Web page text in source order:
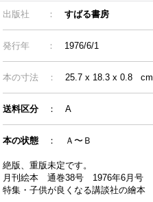
出版社 ： すばる書房
発行年 ： 1976/6/1
本の寸法 ： 25.7 x 18.3 x 0.8 cm
送料区分： A
本の状態 ： Ａ〜Ｂ
絶版、重版未定です。
月刊絵本 通巻38号 1976年6月号
特集・子供が良くなる講談社の繪本